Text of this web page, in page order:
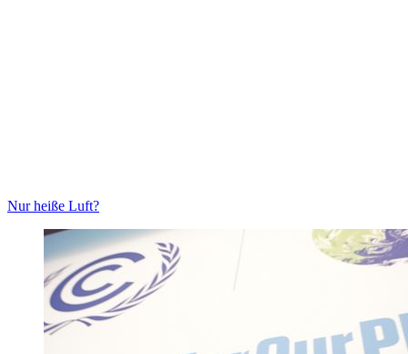
Nur heiße Luft?